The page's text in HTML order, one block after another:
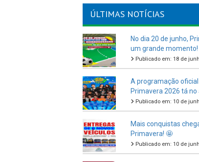
ÚLTIMAS NOTÍCIAS
No dia 20 de junho,
um grande momento!
Publicado em: 18 de
A programação
Primavera 2026 tá no
Publicado em: 10 de
Mais conquistas
Primavera! 🤩
Publicado em: 10 de